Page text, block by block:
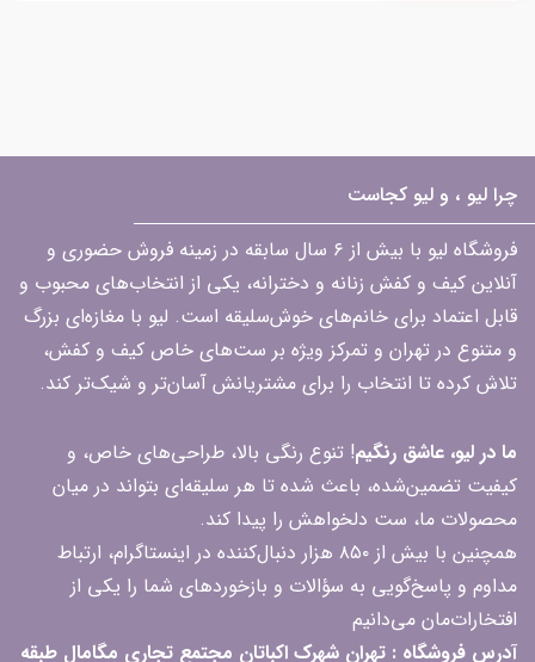
چرا لیو ، و لیو کجاست
فروشگاه لیو با بیش از ۶ سال سابقه در زمینه فروش حضوری و
آنلاین کیف و کفش زنانه و دخترانه، یکی از انتخاب‌های محبوب و
قابل اعتماد برای خانم‌های خوش‌سلیقه است. لیو با مغازه‌ای بزرگ
و متنوع در تهران و تمرکز ویژه بر ست‌های خاص کیف و کفش،
تلاش کرده تا انتخاب را برای مشتریانش آسان‌تر و شیک‌تر کند.
ما در لیو، عاشق رنگیم! تنوع رنگی بالا، طراحی‌های خاص، و
کیفیت تضمین‌شده، باعث شده تا هر سلیقه‌ای بتواند در میان
محصولات ما، ست دلخواهش را پیدا کند.
همچنین با بیش از ۸۵۰ هزار دنبال‌کننده در اینستاگرام، ارتباط
مداوم و پاسخ‌گویی به سؤالات و بازخوردهای شما را یکی از
افتخارات‌مان می‌دانیم
آدرس فروشگاه : تهران شهرک اکباتان مجتمع تجاری مگامال طبقه